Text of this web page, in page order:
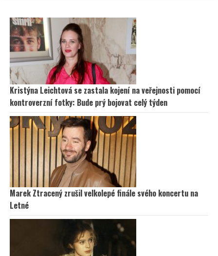
Kristýna Leichtová se zastala kojení na veřejnosti pomocí
kontroverzní fotky: Bude prý bojovat celý týden
Marek Ztracený zrušil velkolepé finále svého koncertu na
Letné